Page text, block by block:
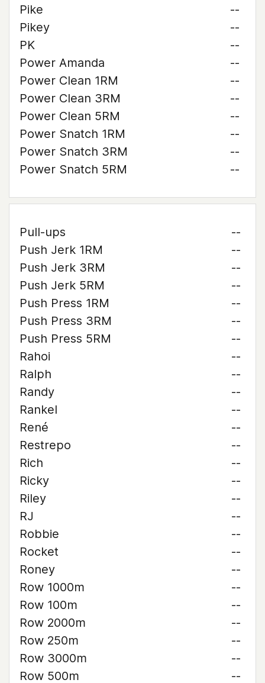
Pike
--
Pikey
--
PK
--
Power Amanda
--
Power Clean 1RM
--
Power Clean 3RM
--
Power Clean 5RM
--
Power Snatch 1RM
--
Power Snatch 3RM
--
Power Snatch 5RM
--
Pull-ups
--
Push Jerk 1RM
--
Push Jerk 3RM
--
Push Jerk 5RM
--
Push Press 1RM
--
Push Press 3RM
--
Push Press 5RM
--
Rahoi
--
Ralph
--
Randy
--
Rankel
--
René
--
Restrepo
--
Rich
--
Ricky
--
Riley
--
RJ
--
Robbie
--
Rocket
--
Roney
--
Row 1000m
--
Row 100m
--
Row 2000m
--
Row 250m
--
Row 3000m
--
Row 500m
--